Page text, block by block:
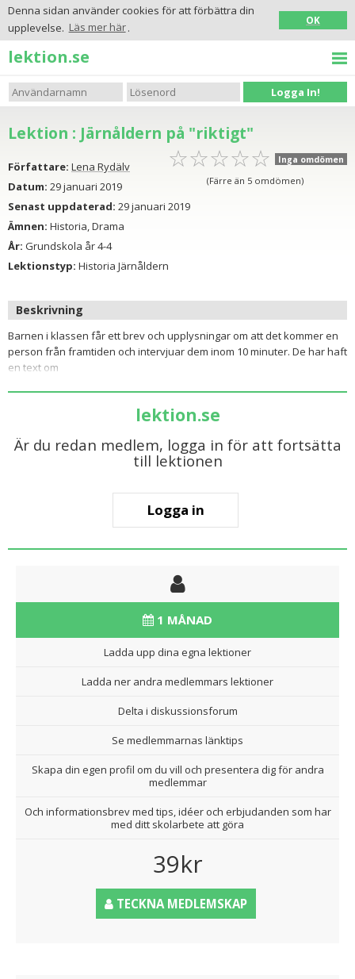
Denna sidan använder cookies för att förbättra din
upplevelse. Läs mer här.
OK
lektion.se
Logga In!
Lektion : Järnåldern på "riktigt"
☆☆☆☆☆
★★★★★ Inga omdömen
(Färre än 5 omdömen)
Författare: Lena Rydälv
Datum: 29 januari 2019
Senast uppdaterad: 29 januari 2019
Ämnen: Historia, Drama
År: Grundskola år 4-4
Lektionstyp: Historia Järnåldern
Beskrivning
Barnen i klassen får ett brev och upplysningar om att det kommer en
person från framtiden och intervjuar dem inom 10 minuter. De har haft
en text om
lektion.se
Är du redan medlem, logga in för att fortsätta
till lektionen
Logga in
1 MÅNAD
Ladda upp dina egna lektioner
Ladda ner andra medlemmars lektioner
Delta i diskussionsforum
Se medlemmarnas länktips
Skapa din egen profil om du vill och presentera dig för andra
medlemmar
Och informationsbrev med tips, idéer och erbjudanden som har
med ditt skolarbete att göra
39kr
TECKNA MEDLEMSKAP